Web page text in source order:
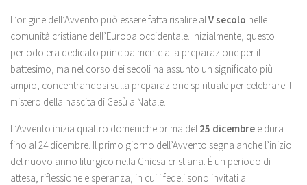
L’origine dell’Avvento può essere fatta risalire al V secolo nelle
comunità cristiane dell’Europa occidentale. Inizialmente, questo
periodo era dedicato principalmente alla preparazione per il
battesimo, ma nel corso dei secoli ha assunto un significato più
ampio, concentrandosi sulla preparazione spirituale per celebrare il
mistero della nascita di Gesù a Natale.
L’Avvento inizia quattro domeniche prima del 25 dicembre e dura
fino al 24 dicembre. Il primo giorno dell’Avvento segna anche l’inizio
del nuovo anno liturgico nella Chiesa cristiana. È un periodo di
attesa, riflessione e speranza, in cui i fedeli sono invitati a